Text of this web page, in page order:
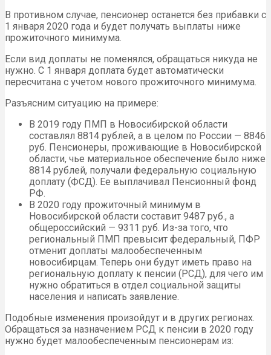
В противном случае, пенсионер останется без прибавки с
1 января 2020 года и будет получать выплаты ниже
прожиточного минимума.
Если вид доплаты не поменялся, обращаться никуда не
нужно. С 1 января доплата будет автоматически
пересчитана с учетом нового прожиточного минимума.
Разъясним ситуацию на примере:
В 2019 году ПМП в Новосибирской области
составлял 8814 рублей, а в целом по России — 8846
руб. Пенсионеры, проживающие в Новосибирской
области, чье материальное обеспечение было ниже
8814 рублей, получали федеральную социальную
доплату (ФСД). Ее выплачивал Пенсионный фонд
РФ.
В 2020 году прожиточный минимум в
Новосибирской области составит 9487 руб., а
общероссийский — 9311 руб. Из-за того, что
региональный ПМП превысит федеральный, ПФР
отменит доплаты малообеспеченным
новосибирцам. Теперь они будут иметь право на
региональную доплату к пенсии (РСД), для чего им
нужно обратиться в отдел социальной защиты
населения и написать заявление.
Подобные изменения произойдут и в других регионах.
Обращаться за назначением РСД к пенсии в 2020 году
нужно будет малообеспеченным пенсионерам из: